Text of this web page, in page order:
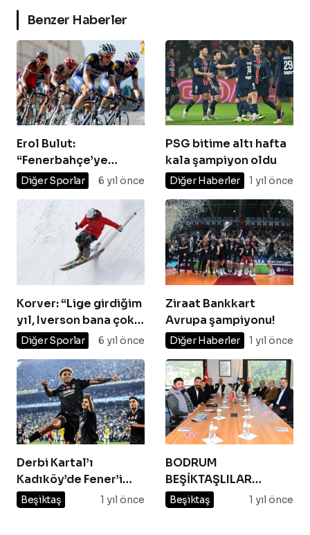
Benzer Haberler
Erol Bulut:
“Fenerbahçe’ye
yapılan yanlışlar var”
Diğer Sporlar 6 yıl önce
PSG bitime altı hafta
kala şampiyon oldu
Diğer Haberler 1 yıl önce
Korver: “Lige girdiğim
yıl, Iverson bana çok
yardımcı olmuştu”
Diğer Sporlar 6 yıl önce
Ziraat Bankkart
Avrupa şampiyonu!
Diğer Haberler 1 yıl önce
Derbi Kartal’ı
Kadıköy’de Fener’i
yıktı!
Beşiktaş 1 yıl önce
BODRUM
BEŞİKTAŞLILAR
DERNEĞİ’NDEN
BODTO’YA ZİYARET
Beşiktaş 1 yıl önce